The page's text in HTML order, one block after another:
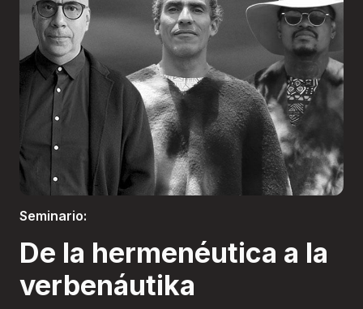
Inscribir
Boletería
Seminario:
De la hermenéutica a la
verbenáutika